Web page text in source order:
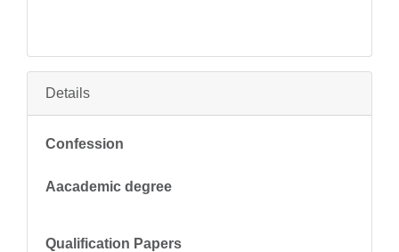
Details
Confession
Aacademic degree
Qualification Papers